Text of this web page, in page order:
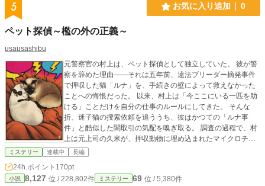
5 お気に入り追加 0
ペット探偵～檻の外の正義～
usausashibu
元警察官の村上は、ペット探偵として独立していた。 彼が警
察を辞めた理由――それは五年前、違法ブリーダー摘発事件
で押収した猫「ルナ」を、手続きの壁によって救えなかった
ことへの悔恨だった。 以来、村上は「今ここにいる一匹を助
ける」ことだけを自分の仕事のルールにしてきた。 そんな
折、迷子猫の捜索依頼を追ううち、彼はかつての「ルナ事
件」と酷似した闇取引の気配を嗅ぎ取る。 調査の過程で、村
上は元上司の久米が、押収動物に埋め込まれたマイクロチッ
プを「裏帳簿の暗号鍵」として悪用し、違法ブリーダーの金
の流れを自分の懐に繋げていた事実を突き止める。 しかし警
察組織は、その不正を知りながら、事件全体を「処理済み」
の一言で葬ろうとする。 かつての同僚・藤沢は冷ややかに言
ミステリー 連載中 長編
24h.ポイント 170pt
小説 8,127 位 / 228,802件 ミステリー 69 位 / 5,380件